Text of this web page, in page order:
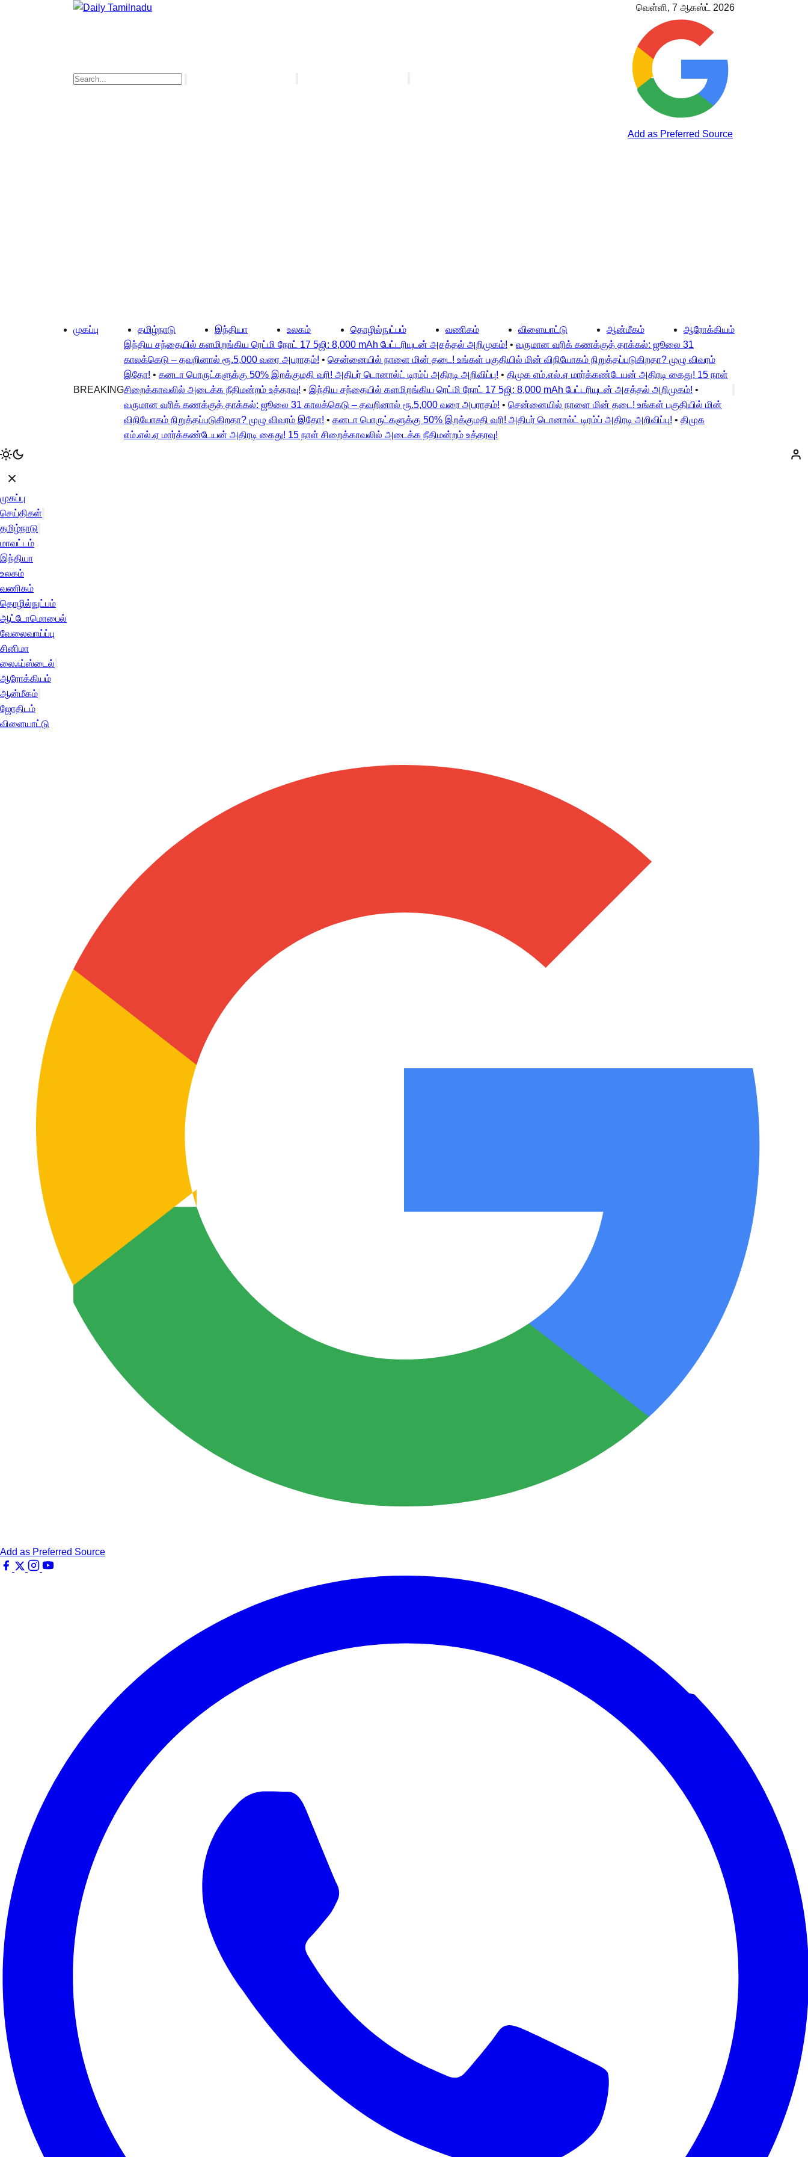
வெள்ளி, 7 ஆகஸ்ட் 2026
Add as Preferred Source
முகப்பு தமிழ்நாடு இந்தியா உலகம் தொழில்நுட்பம் வணிகம் விளையாட்டு ஆன்மீகம் ஆரோக்கியம்
BREAKING
இந்திய சந்தையில் களமிறங்கிய ரெட்மி நோட் 17 5ஜி: 8,000 mAh பேட்டரியுடன் அசத்தல் அறிமுகம்! • வருமான வரிக் கணக்குத் தாக்கல்: ஜூலை 31
காலக்கெடு – தவறினால் ரூ.5,000 வரை அபராதம்! • சென்னையில் நாளை மின் தடை! உங்கள் பகுதியில் மின் விநியோகம் நிறுத்தப்படுகிறதா? முழு விவரம்
இதோ! • கனடா பொருட்களுக்கு 50% இறக்குமதி வரி! அதிபர் டொனால்ட் டிரம்ப் அதிரடி அறிவிப்பு! • திமுக எம்.எல்.ஏ மார்க்கண்டேயன் அதிரடி கைது! 15 நாள்
சிறைக்காவலில் அடைக்க நீதிமன்றம் உத்தரவு! • இந்திய சந்தையில் களமிறங்கிய ரெட்மி நோட் 17 5ஜி: 8,000 mAh பேட்டரியுடன் அசத்தல் அறிமுகம்! •
வருமான வரிக் கணக்குத் தாக்கல்: ஜூலை 31 காலக்கெடு – தவறினால் ரூ.5,000 வரை அபராதம்! • சென்னையில் நாளை மின் தடை! உங்கள் பகுதியில் மின்
விநியோகம் நிறுத்தப்படுகிறதா? முழு விவரம் இதோ! • கனடா பொருட்களுக்கு 50% இறக்குமதி வரி! அதிபர் டொனால்ட் டிரம்ப் அதிரடி அறிவிப்பு! • திமுக
எம்.எல்.ஏ மார்க்கண்டேயன் அதிரடி கைது! 15 நாள் சிறைக்காவலில் அடைக்க நீதிமன்றம் உத்தரவு!
முகப்பு
செய்திகள்
தமிழ்நாடு
மாவட்டம்
இந்தியா
உலகம்
வணிகம்
தொழில்நுட்பம்
ஆட்டோமொபைல்
வேலைவாய்ப்பு
சினிமா
லைஃப்ஸ்டைல்
ஆரோக்கியம்
ஆன்மீகம்
ஜோதிடம்
விளையாட்டு
Add as Preferred Source